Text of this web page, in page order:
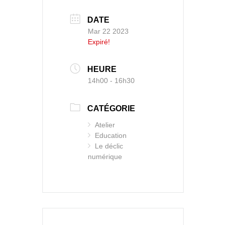
DATE
Mar 22 2023
Expiré!
HEURE
14h00 - 16h30
CATÉGORIE
Atelier
Education
Le déclic
numérique